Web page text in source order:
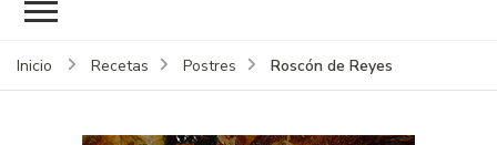
Inicio Recetas Postres Roscón de Reyes